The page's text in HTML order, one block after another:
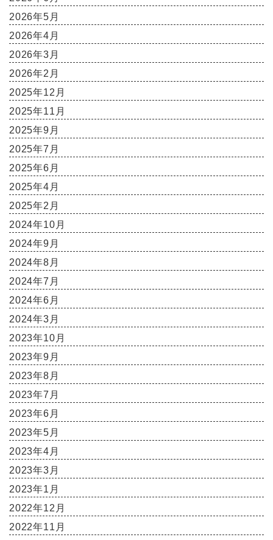
2026年5月
2026年4月
2026年3月
2026年2月
2025年12月
2025年11月
2025年9月
2025年7月
2025年6月
2025年4月
2025年2月
2024年10月
2024年9月
2024年8月
2024年7月
2024年6月
2024年3月
2023年10月
2023年9月
2023年8月
2023年7月
2023年6月
2023年5月
2023年4月
2023年3月
2023年1月
2022年12月
2022年11月